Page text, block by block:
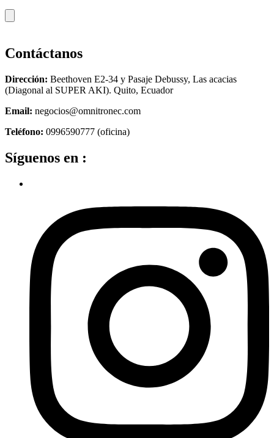
Contáctanos
Dirección: Beethoven E2-34 y Pasaje Debussy, Las acacias
(Diagonal al SUPER AKI). Quito, Ecuador
Email: negocios@omnitronec.com
Teléfono: 0996590777 (oficina)
Síguenos en :